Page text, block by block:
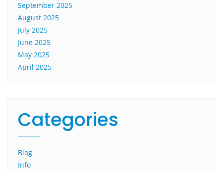
September 2025
August 2025
July 2025
June 2025
May 2025
April 2025
Categories
Blog
Info